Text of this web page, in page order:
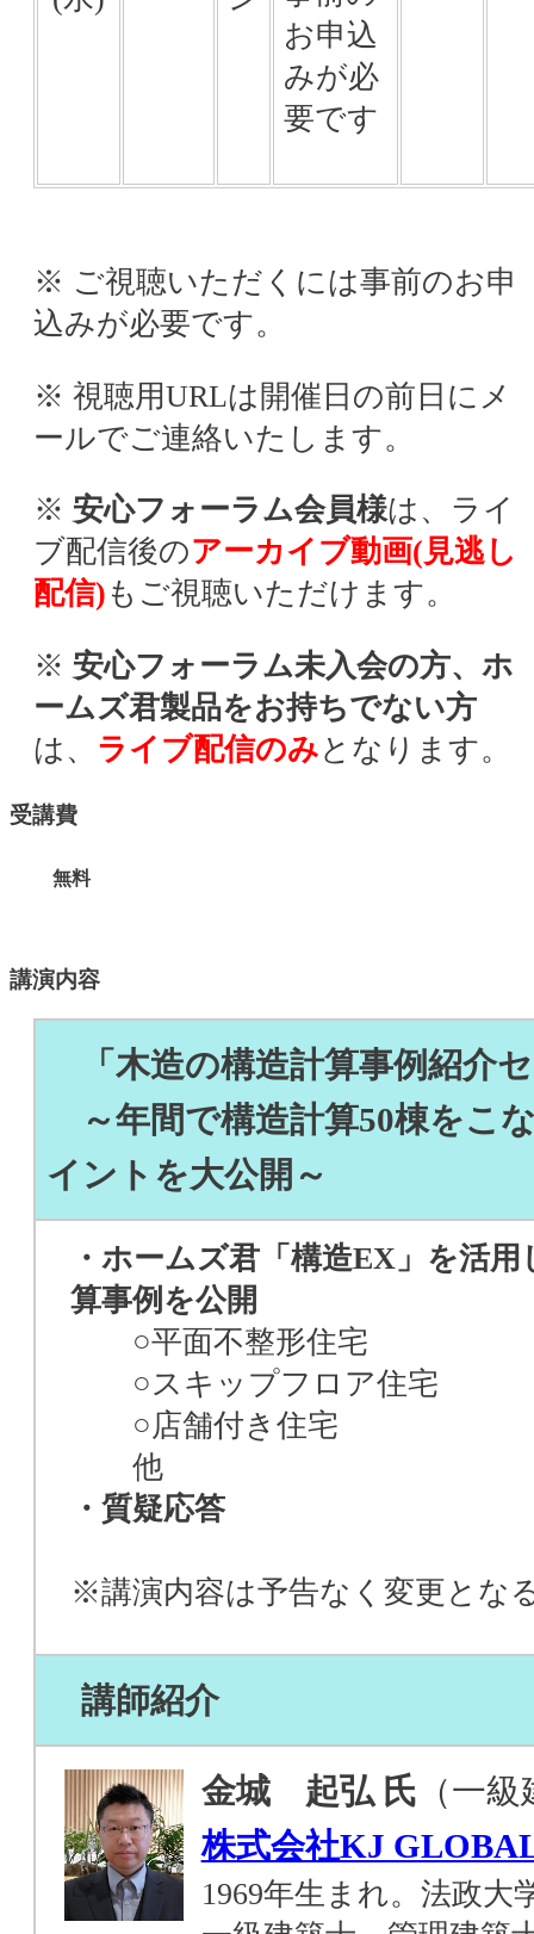
お申込
みが必
要です
※ ご視聴いただくには事前のお申
込みが必要です。
※ 視聴用URLは開催日の前日にメ
ールでご連絡いたします。
※ 安心フォーラム会員様は、ライ
ブ配信後のアーカイブ動画(見逃し
配信) もご視聴いただけます。
※ 安心フォーラム未入会の方、ホ
ームズ君製品をお持ちでない方
は、 ライブ配信のみとなります。
受講費
無料
講演内容
「木造の構造計算事例紹介
～年間で構造計算50棟をこ
イントを大公開～
・ホームズ君「構造EX」を活用
算事例を公開
○平面不整形住宅
○スキップフロア住宅
○店舗付き住宅
他
・質疑応答
※講演内容は予告なく変更とな
講師紹介
金城 起弘 氏 （一
株式会社KJ
1969年生まれ。法政大